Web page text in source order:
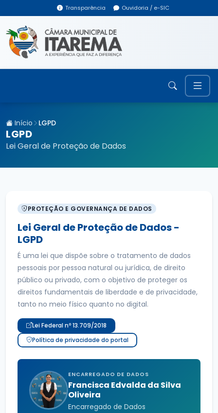
Transparência Ouvidoria / e-SIC
Início LGPD
LGPD
Lei Geral de Proteção de Dados
PROTEÇÃO E GOVERNANÇA DE DADOS
Lei Geral de Proteção de Dados -
LGPD
É uma lei que dispõe sobre o tratamento de dados
pessoais por pessoa natural ou jurídica, de direito
público ou privado, com o objetivo de proteger os
direitos fundamentais de liberdade e de privacidade,
tanto no meio físico quanto no digital.
Lei Federal nº 13.709/2018
Política de privacidade do portal
ENCARREGADO DE DADOS
Francisca Edvalda da Silva
Oliveira
Encarregado de Dados